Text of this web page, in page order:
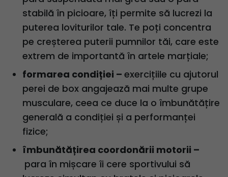
stabilă în picioare, îți permite să lucrezi la
puterea loviturilor tale. Te poți concentra
pe creșterea puterii pumnilor tăi, care este
extrem de importantă în artele marțiale;
formarea condiției – exercițiile cu ajutorul
perei de box angajează mai multe grupe
musculare, ceea ce duce la o îmbunătățire
generală a condiției și a performanței
fizice;
îmbunătățirea coordonării motorii –
para în mișcare îi cere sportivului să